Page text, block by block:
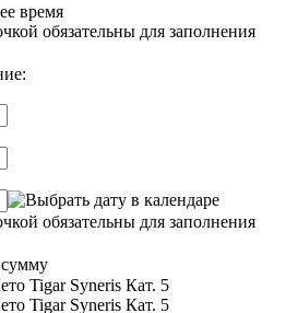
время
обязательны для заполнения
обязательны для заполнения